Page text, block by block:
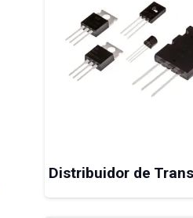
Distribuidor de